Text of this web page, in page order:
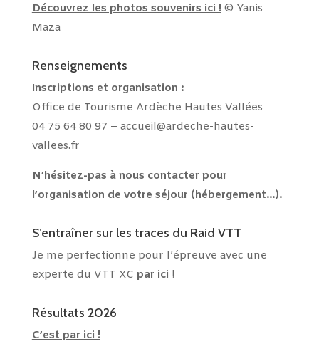
Découvrez les photos souvenirs ici !© Yanis
Maza
Renseignements
Inscriptions et organisation :
Office de Tourisme Ardèche Hautes Vallées
04 75 64 80 97 – accueil@ardeche-hautes-
vallees.fr
N’hésitez-pas à nous contacter pour
l’organisation de votre séjour (hébergement…).
S’entraîner sur les traces du Raid VTT
Je me perfectionne pour l’épreuve avec une
experte du VTT XC par ici !
Résultats 2026
C’est par ici !